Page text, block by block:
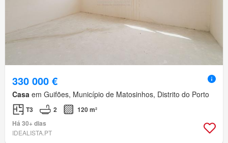
330 000 €
Casa em Guifões, Município de Matosinhos, Distrito do Porto
T3 2
120 m²
Há 30+ dias
IDEALISTA.PT